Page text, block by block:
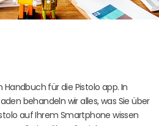
für die Pistolo app. In
behandeln wir alles, was Sie über
auf Ihrem Smartphone wissen